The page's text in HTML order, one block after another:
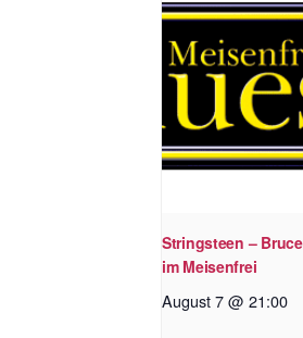
Stringsteen –
im Meisenfrei
August 7 @ 21:00